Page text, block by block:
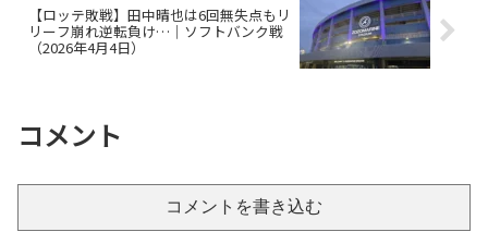
【ロッテ敗戦】田中晴也は6回無失点もリ
リーフ崩れ逆転負け…｜ソフトバンク戦
（2026年4月4日）
コメント
コメントを書き込む